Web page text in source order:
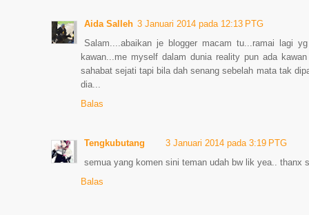
Aida Salleh 3 Januari 2014 pada 12:13 PTG
Salam....abaikan je blogger macam tu...ramai lagi
kawan...me myself dalam dunia reality pun ada
sahabat sejati tapi bila dah senang sebelah mata tak
dia...
Balas
Tengkubutang
3 Januari 2014 pada 3:19 PTG
semua yang komen sini teman udah bw lik yea.. thanx
Balas